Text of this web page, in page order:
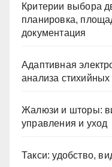
Критерии выбора
планировка,
документация
Адаптивная
анализа стихийных
Жалюзи и шторы:
управления и уход
Такси: удобство,